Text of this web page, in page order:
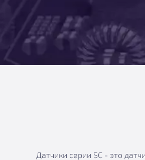
Датчики серии SC - это